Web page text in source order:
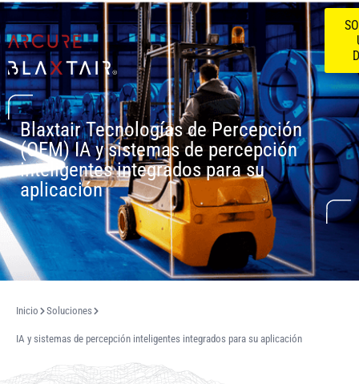
Blaxtair Tecnologías de Percepción
(OEM)IA y sistemas de percepción
inteligentes integrados para su
aplicación
Inicio Soluciones
IA y sistemas de percepción inteligentes integrados para su aplicación